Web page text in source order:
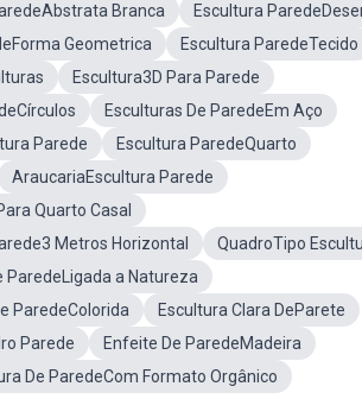
Branca
Escultura
Geometrica
Escultura ParedeTecido
Escultura3D Para Parede
Esculturas De ParedeEm Aço
Parede
Escultura ParedeQuarto
AraucariaEscultura Parede
Quarto Casal
Metros Horizontal
QuadroTipo
ParedeLigada a Natureza
ParedeColorida
Escultura Clara DeParete
Parede
Enfeite De ParedeMadeira
De ParedeCom Formato Orgânico